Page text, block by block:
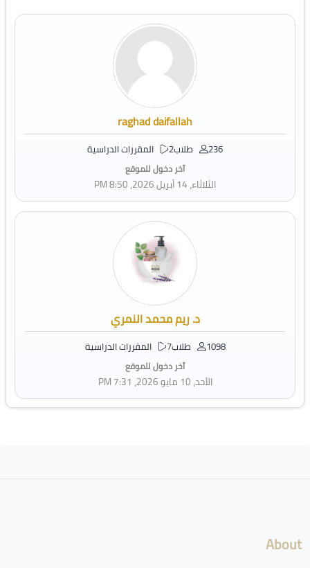
raghad daifallah
236 طلاب 2 المقررات الدراسية
آخر دخول للموقع
الثلاثاء، 14 أبريل 2026، 8:50 PM
د. ريم محمد النمري
1098 طلاب 7 المقررات الدراسية
آخر دخول للموقع
الأحد، 10 مايو 2026، 7:31 PM
About